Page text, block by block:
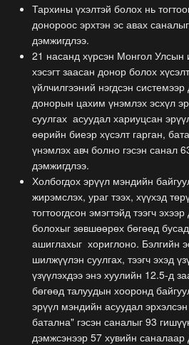
Тархины үхэлтэй болох нь
донороос эрхтэн эс авах
дэмжигдлээ.
21 насанд хүрсэн Монгол Улсын
хэсэгт заасан донор болох
үйлчилгээний нэгдсэн
донорын цахим үнэмлэх эсхүл
суулгах асуудал хариуцсан
өөрийн биеэр хүсэлт гарган,
үнэмлэх авч болно гэсэн санал
дэмжигдлээ.
Холбогдох эрүүл мэндийн
жирэмслэх, ураг тээх, хүүхэд
тогтоогдсон эмэгтэйд тээгч
болохыг зөвшөөрөх бөгөөд
ашиглахыг хориглоно. Бэлгийн
шилжүүлэн суулгах, тээгч эхэд
үзүүлэхдээ энэ хуулийн 12.5-д
бөгөөд талуудын хооронд
эрүүл мэндийн асуудал
батална" гэсэн саналыг 93
дэмжсэнээр 57 хувийн саналаар